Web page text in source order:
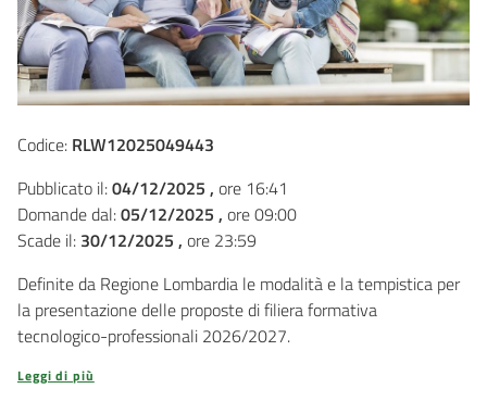
Codice: RLW12025049443
Pubblicato il:04/12/2025 , ore 16:41
Domande dal:05/12/2025 , ore 09:00
Scade il: 30/12/2025 , ore 23:59
Definite da Regione Lombardia le modalità e la tempistica per
la presentazione delle proposte di filiera formativa
tecnologico-professionali 2026/2027.
Leggi di più